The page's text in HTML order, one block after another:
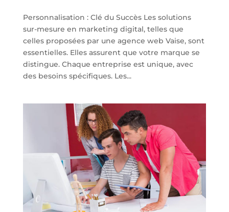
Personnalisation : Clé du Succès Les solutions
sur-mesure en marketing digital, telles que
celles proposées par une agence web Vaise, sont
essentielles. Elles assurent que votre marque se
distingue. Chaque entreprise est unique, avec
des besoins spécifiques. Les...